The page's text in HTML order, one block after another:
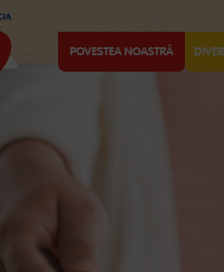
POVESTEA NOASTRĂ